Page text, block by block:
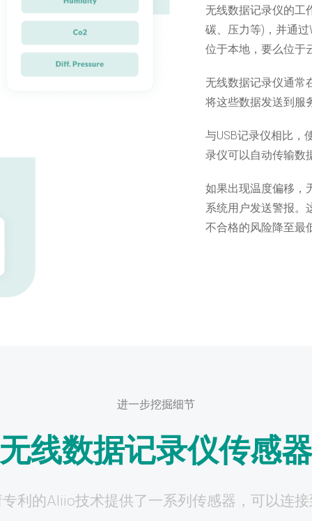
无线数据记录仪的工
碳、压力等)，并通
位于本地，要么位于
无线数据记录仪通常
将这些数据发送到服
与USB记录仪相比，
录仪可以自动传输数
如果出现温度偏移，
系统用户发送警报。
不合格的风险降至最
进一步挖掘细节
无线数据记录仪传感器
利的Aliio技术提供了一系列传感器，可以连